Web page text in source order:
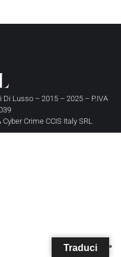
Di Lusso– 2015 – 2025 – P.IVA
Cyber Crime CCIS Italy SRL
Traduci